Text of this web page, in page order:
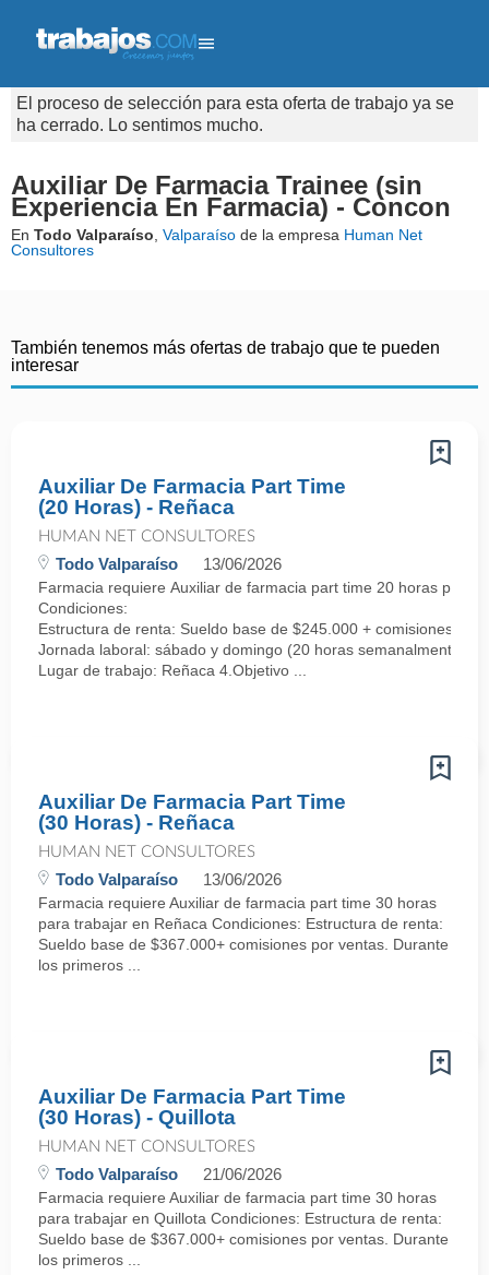
El proceso de selección para esta oferta de trabajo ya se
ha cerrado. Lo sentimos mucho.
Auxiliar De Farmacia Trainee (sin
Experiencia En Farmacia) - Concon
En Todo Valparaíso Valparaíso de la empresa Human Net
Consultores
También tenemos más ofertas de trabajo que te pueden
interesar
Auxiliar De Farmacia Part Time
(20 Horas) - Reñaca
HUMAN NET CONSULTORES
Todo Valparaíso 13/06/2026
Farmacia requiere Auxiliar de farmacia part time 20 horas para
Condiciones:
Estructura de renta: Sueldo base de $245.000 + comisiones
Jornada laboral: sábado y domingo (20 horas semanalmente).
Lugar de trabajo: Reñaca 4.Objetivo ...
Auxiliar De Farmacia Part Time
(30 Horas) - Reñaca
HUMAN NET CONSULTORES
Todo Valparaíso 13/06/2026
Farmacia requiere Auxiliar de farmacia part time 30 horas
para trabajar en Reñaca Condiciones: Estructura de renta:
Sueldo base de $367.000+ comisiones por ventas. Durante
los primeros ...
Auxiliar De Farmacia Part Time
(30 Horas) - Quillota
HUMAN NET CONSULTORES
Todo Valparaíso 21/06/2026
Farmacia requiere Auxiliar de farmacia part time 30 horas
para trabajar en Quillota Condiciones: Estructura de renta:
Sueldo base de $367.000+ comisiones por ventas. Durante
los primeros ...